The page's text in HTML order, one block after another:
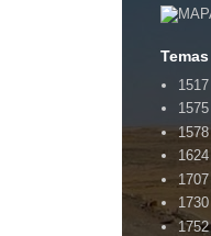
Temas
1517
1575
1578
1624
1707
1730
1752